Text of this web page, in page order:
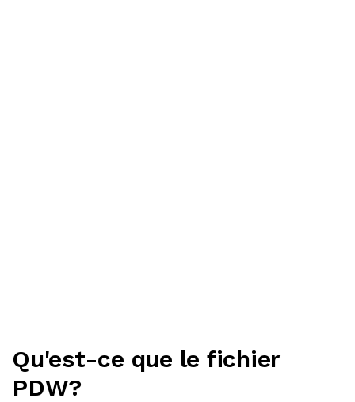
Qu'est-ce que le fichier
PDW?